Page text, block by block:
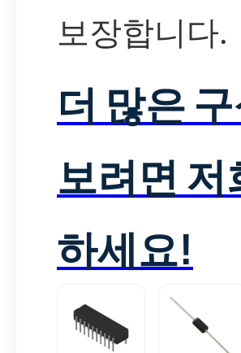
보장합니다.
더 많은
보려면
하세요!